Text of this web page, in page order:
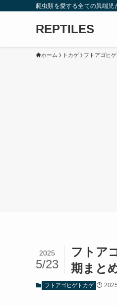
爬虫類を愛する全ての異端児
REPTILES
ホーム トカゲ フトアゴヒ
フトア
期まと
2025
5/23
フトアゴヒゲトカゲ